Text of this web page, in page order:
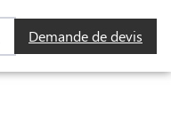
Demande de devis